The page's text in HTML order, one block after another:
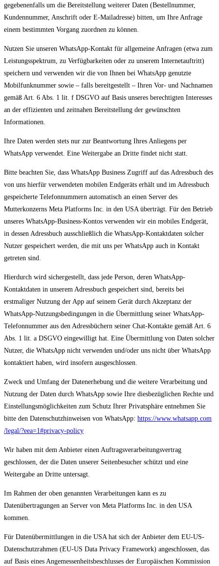
gegebenenfalls um die Bereitstellung weiterer Daten (Bestellnummer,
Kundennummer, Anschrift oder E-Mailadresse) bitten, um Ihre Anfrage
einem bestimmten Vorgang zuordnen zu können.
Nutzen Sie unseren WhatsApp-Kontakt für allgemeine Anfragen (etwa zum
Leistungsspektrum, zu Verfügbarkeiten oder zu unserem Internetauftritt)
speichern und verwenden wir die von Ihnen bei WhatsApp genutzte
Mobilfunknummer sowie – falls bereitgestellt – Ihren Vor- und Nachnamen
gemäß Art. 6 Abs. 1 lit. f DSGVO auf Basis unseres berechtigten Interesses
an der effizienten und zeitnahen Bereitstellung der gewünschten
Informationen.
Ihre Daten werden stets nur zur Beantwortung Ihres Anliegens per
WhatsApp verwendet. Eine Weitergabe an Dritte findet nicht statt.
Bitte beachten Sie, dass WhatsApp Business Zugriff auf das Adressbuch des
von uns hierfür verwendeten mobilen Endgeräts erhält und im Adressbuch
gespeicherte Telefonnummern automatisch an einen Server des
Mutterkonzerns Meta Platforms Inc. in den USA überträgt. Für den Betrieb
unseres WhatsApp-Business-Kontos verwenden wir ein mobiles Endgerät,
in dessen Adressbuch ausschließlich die WhatsApp-Kontaktdaten solcher
Nutzer gespeichert werden, die mit uns per WhatsApp auch in Kontakt
getreten sind.
Hierdurch wird sichergestellt, dass jede Person, deren WhatsApp-
Kontaktdaten in unserem Adressbuch gespeichert sind, bereits bei
erstmaliger Nutzung der App auf seinem Gerät durch Akzeptanz der
WhatsApp-Nutzungsbedingungen in die Übermittlung seiner WhatsApp-
Telefonnummer aus den Adressbüchern seiner Chat-Kontakte gemäß Art. 6
Abs. 1 lit. a DSGVO eingewilligt hat. Eine Übermittlung von Daten solcher
Nutzer, die WhatsApp nicht verwenden und/oder uns nicht über WhatsApp
kontaktiert haben, wird insofern ausgeschlossen.
Zweck und Umfang der Datenerhebung und die weitere Verarbeitung und
Nutzung der Daten durch WhatsApp sowie Ihre diesbezüglichen Rechte und
Einstellungsmöglichkeiten zum Schutz Ihrer Privatsphäre entnehmen Sie
bitte den Datenschutzhinweisen von WhatsApp: https://www.whatsapp.com
/legal/?eea=1#privacy-policy
Wir haben mit dem Anbieter einen Auftragsverarbeitungsvertrag
geschlossen, der die Daten unserer Seitenbesucher schützt und eine
Weitergabe an Dritte untersagt.
Im Rahmen der oben genannten Verarbeitungen kann es zu
Datenübertragungen an Server von Meta Platforms Inc. in den USA
kommen.
Für Datenübermittlungen in die USA hat sich der Anbieter dem EU-US-
Datenschutzrahmen (EU-US Data Privacy Framework) angeschlossen, das
auf Basis eines Angemessenheitsbeschlusses der Europäischen Kommission